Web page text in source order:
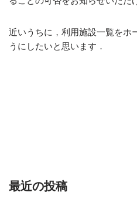
近いうちに，利用施設一覧をホ
うにしたいと思います．
最近の投稿